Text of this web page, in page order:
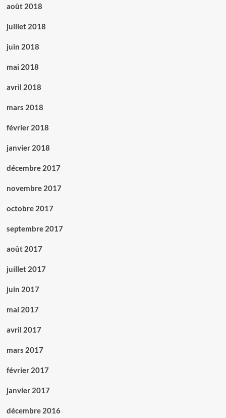
août 2018
juillet 2018
juin 2018
mai 2018
avril 2018
mars 2018
février 2018
janvier 2018
décembre 2017
novembre 2017
octobre 2017
septembre 2017
août 2017
juillet 2017
juin 2017
mai 2017
avril 2017
mars 2017
février 2017
janvier 2017
décembre 2016